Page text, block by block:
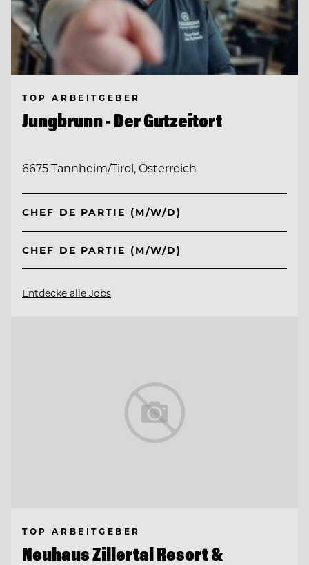
TOP ARBEITGEBER
Jungbrunn - Der Gutzeitort
6675 Tannheim/Tirol, Österreich
CHEF DE PARTIE (M/W/D)
CHEF DE PARTIE (M/W/D)
Entdecke alle Jobs
TOP ARBEITGEBER
Neuhaus Zillertal Resort &